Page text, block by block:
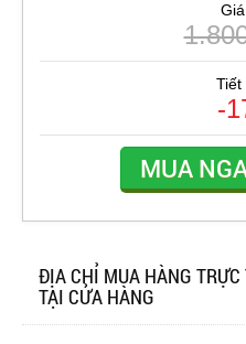
Tiết
-
MUA
ĐỊA CHỈ MUA HÀNG
TẠI CỬA HÀNG